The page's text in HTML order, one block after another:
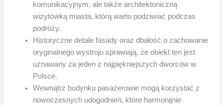
komunikacyjnym, ale także architektoniczną
wizytówką miasta, którą warto podziwiać podczas
podróży.
Historyczne detale fasady oraz dbałość o zachowanie
oryginalnego wystroju sprawiają, że obiekt ten jest
uznawany za jeden z najpiękniejszych dworców w
Polsce.
Wewnątrz budynku pasażerowie mogą korzystać z
nowoczesnych udogodnień, które harmonijnie